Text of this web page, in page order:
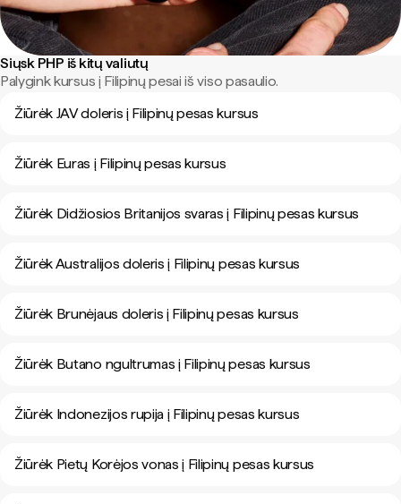
Siųsk PHP iš kitų valiutų
Palygink kursus į Filipinų pesai iš viso pasaulio.
Žiūrėk JAV doleris į Filipinų pesas kursus
Žiūrėk Euras į Filipinų pesas kursus
Žiūrėk Didžiosios Britanijos svaras į Filipinų pesas kursus
Žiūrėk Australijos doleris į Filipinų pesas kursus
Žiūrėk Brunėjaus doleris į Filipinų pesas kursus
Žiūrėk Butano ngultrumas į Filipinų pesas kursus
Žiūrėk Indonezijos rupija į Filipinų pesas kursus
Žiūrėk Pietų Korėjos vonas į Filipinų pesas kursus